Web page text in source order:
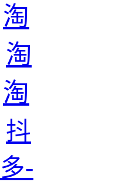
淘
淘
淘
抖
-